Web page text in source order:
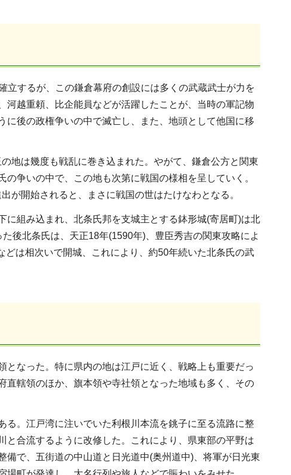
するが、この鎌倉幕府の創設には多くの武蔵武士が力を
越重頼、比企能員などが活躍したことが、当時の軍記物
後の政権争いの中で滅亡し、また、地頭として他国に移
地は幾度も戦乱に巻き込まれた。やがて、鎌倉公方と関東
争いの中で、この地も次第に戦国の様相を呈していく。
が開始されると、まさに戦国の世はたけなわとなる。
組み込まれ、北条氏邦を支城主とする鉢形城(寄居町)は北
後北条氏は、天正18年(1590年)、豊臣秀吉の関東攻略によ
は相次いで開城、これにより、約50年続いた北条氏の武
なった。特に県内の地は江戸に近く、戦略上も重要だっ
轄領のほか、旗本領や寺社領となった地域も多く、その
。江戸湾に注いでいた利根川本流を銚子に至る流路に整
合流するように改修した。これにより、県東部の平野は
で、五街道の中山道と日光道中(奥州道中)、将軍が日光東